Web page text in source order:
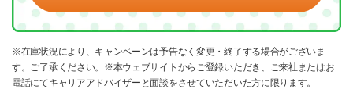
※在庫状況により、キャンペーンは予告なく変更・終了する場合がございま
す。ご了承ください。※本ウェブサイトからご登録いただき、ご来社またはお
電話にてキャリアアドバイザーと面談をさせていただいた方に限ります。